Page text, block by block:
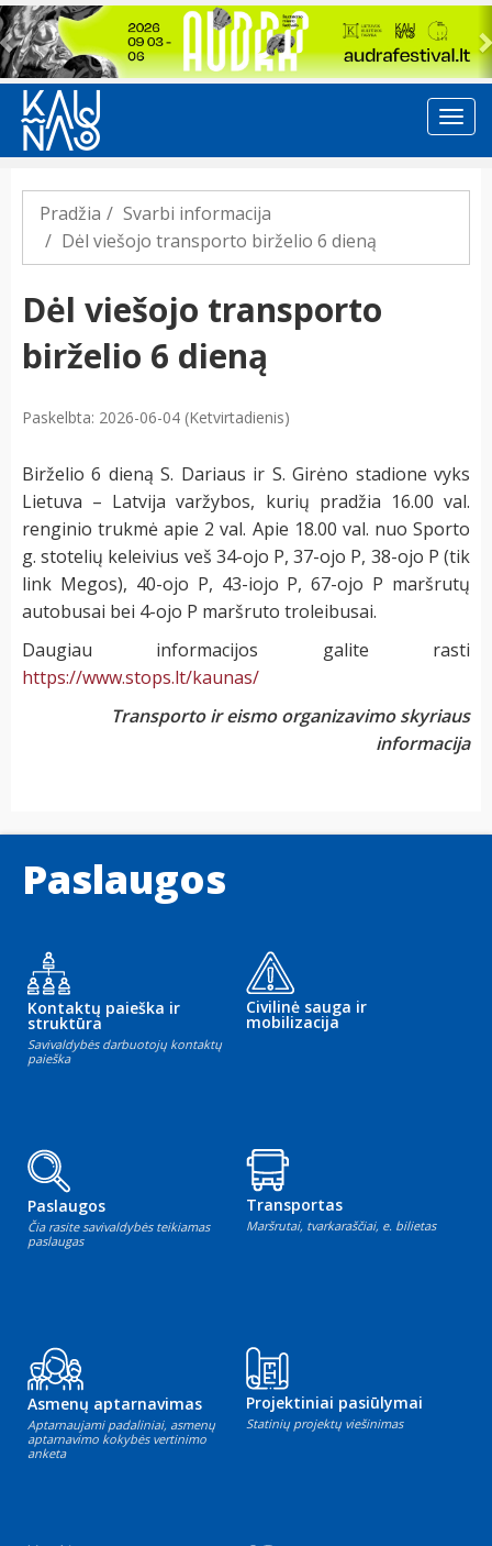
Previous
Pradžia
Svarbi informacija
Dėl viešojo transporto birželio 6 dieną
Dėl viešojo transporto
birželio 6 dieną
Paskelbta: 2026-06-04 (Ketvirtadienis)
Birželio 6 dieną S. Dariaus ir S. Girėno stadione vyks
Lietuva – Latvija varžybos, kurių pradžia 16.00 val.
renginio trukmė apie 2 val. Apie 18.00 val. nuo Sporto
g. stotelių keleivius veš 34-ojo P, 37-ojo P, 38-ojo P (tik
link Megos), 40-ojo P, 43-iojo P, 67-ojo P maršrutų
autobusai bei 4-ojo P maršruto troleibusai.
Daugiau informacijos galite rasti
https://www.stops.lt/kaunas/
Transporto ir eismo organizavimo skyriaus
informacija
Paslaugos
Kontaktų paieška ir
struktūra
Savivaldybės darbuotojų kontaktų
paieška
Civilinė sauga ir
mobilizacija
Paslaugos
Čia rasite savivaldybės teikiamas
paslaugas
Transportas
Maršrutai, tvarkaraščiai, e. bilietas
Asmenų aptarnavimas
Aptarnaujami padaliniai, asmenų
aptarnavimo kokybės vertinimo
anketa
Projektiniai pasiūlymai
Statinių projektų viešinimas